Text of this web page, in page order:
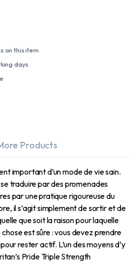
on this item
days
Products
important d’un mode de vie sain.
traduire par des promenades
par une pratique rigoureuse du
il s’agit simplement de sortir et de
que soit la raison pour laquelle
est sûre : vous devez prendre
rester actif. L’un des moyens d’y
Pride Triple Strength